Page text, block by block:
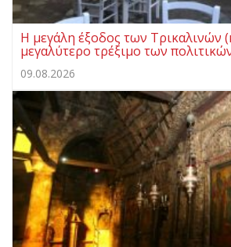
Η μεγάλη έξοδος των Τρικαλινών
μεγαλύτερο τρέξιμο των
09.08.2026